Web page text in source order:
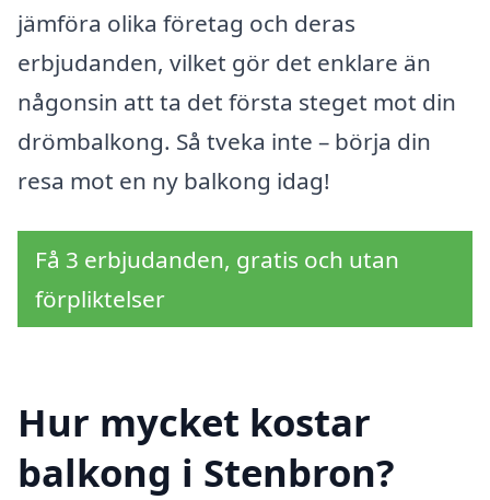
jämföra olika företag och deras
erbjudanden, vilket gör det enklare än
någonsin att ta det första steget mot din
drömbalkong. Så tveka inte – börja din
resa mot en ny balkong idag!
Få 3 erbjudanden, gratis och utan
förpliktelser
Hur mycket kostar
balkong i Stenbron?